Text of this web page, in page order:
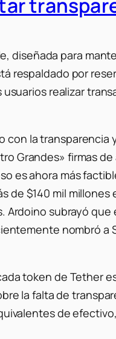
diseñada para
respaldado por
realizar
la transparencia
Grandes» firmas
es ahora más
de $140 mil
Ardoino subrayó que
nombró a
token de Tether
la falta de
de